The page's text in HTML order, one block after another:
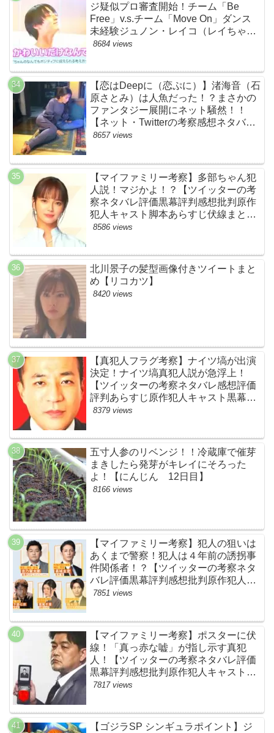
ジ疑似プロ審査開始！チーム「Be
Free」v.s.チーム「Move On」ダンス
未経験ジュノン・レイコ（レイちゃ
ん）頑張れ！ルイルイかわいすぎる
BE:FIRST・ビーファースト】
8684 views
【恋はDeepに（恋ぷに）】渚海音（石
原さとみ）は人魚だった！？まさかの
ファンタジー展開にネット騒然！！
【ネット・Twitterの考察感想ネタバレ
評価評判あらすじまとめ】
8657 views
【マイファミリー考察】多部ちゃん犯
人説！マジかよ！？【ツイッターの考
察ネタバレ評価黒幕評判感想批判原作
犯人キャスト脚本あらすじ伏線まと
め・多部未華子】
8586 views
北川景子の髪型画像付きツイートまと
め【リコカツ】
8420 views
【真犯人フラグ考察】ナイツ塙が出演
決定！ナイツ塙真犯人説が急浮上！
【ツイッターの考察ネタバレ感想評価
評判あらすじ原作犯人キャスト黒幕伏
線まとめ】
8379 views
五寸人参のリベンジ！！冷蔵庫で催芽
まきしたら発芽がキレイにそろった
よ！【にんじん 12日目】
8166 views
【マイファミリー考察】犯人の狙いは
あくまで警察！犯人は４年前の誘拐事
件関係者！？【ツイッターの考察ネタ
バレ評価黒幕評判感想批判原作犯人キ
ャスト脚本あらすじ伏線まとめ】
7851 views
【マイファミリー考察】ポスターに伏
線！「真っ赤な嘘」が指し示す真犯
人！【ツイッターの考察ネタバレ評価
黒幕評判感想批判原作犯人キャスト脚
本あらすじ伏線まとめ・吉乃栄太郎】
7817 views
【ゴジラSP シンギュラポイント】ジ